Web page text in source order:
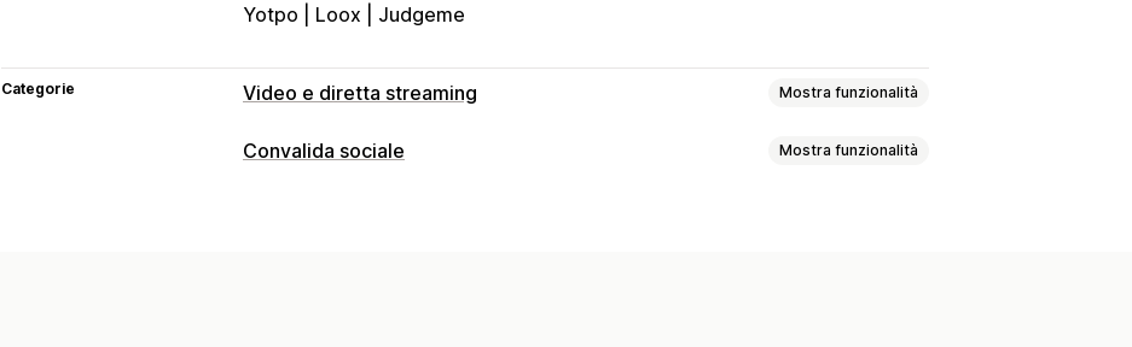
Yotpo | Loox | Judgeme
Categorie Video e diretta streaming Mostra funzionalità
Gestione dei video
Convalida sociale Mostra funzionalità